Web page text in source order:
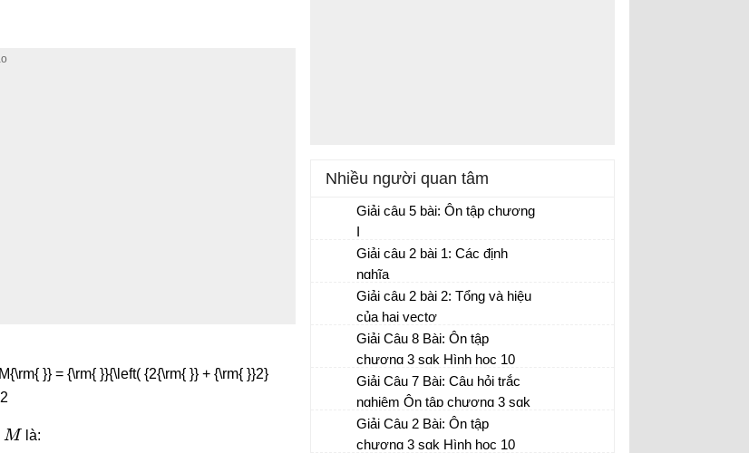
M
là:
Nhiều người quan tâm
Giải câu 5 bài: Ôn tập chương
I
Giải câu 2 bài 1: Các định
nghĩa
Giải câu 2 bài 2: Tổng và hiệu
của hai vectơ
Giải Câu 8 Bài: Ôn tập
chương 3 sgk Hình học 10
Trang 93
Giải Câu 7 Bài: Câu hỏi trắc
nghiệm Ôn tập chương 3 sgk
Hình học 10 Trang 95
Giải Câu 2 Bài: Ôn tập
chương 3 sgk Hình học 10